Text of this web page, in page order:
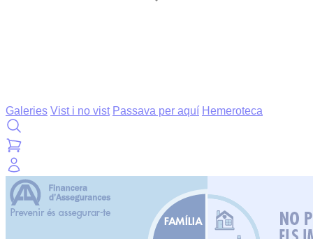
Galeries Vist i no vist Passava per aquí Hemeroteca